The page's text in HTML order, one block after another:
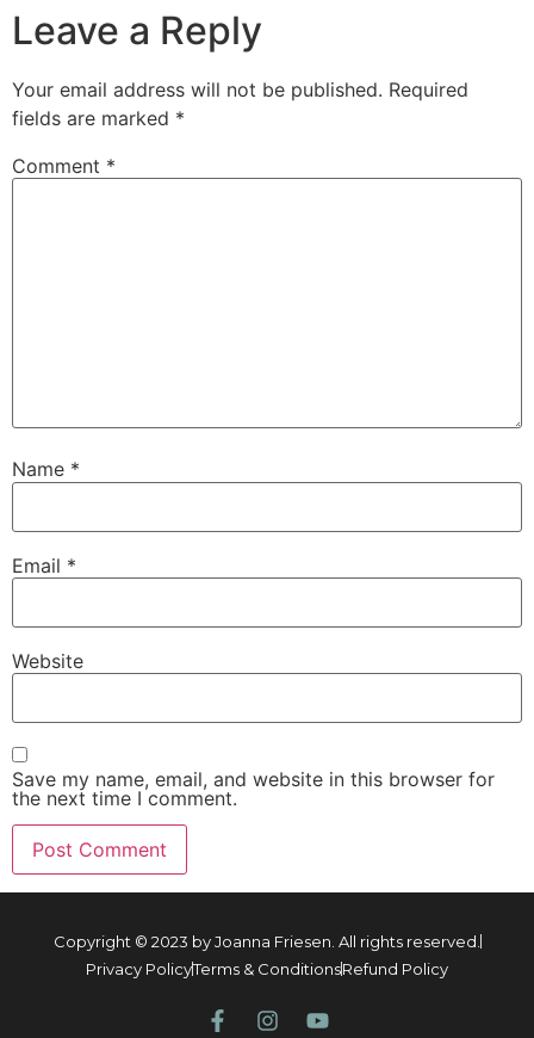
Leave a Reply
Your email address will not be published. Required
fields are marked *
Comment *
Name *
Email *
Website
Save my name, email, and website in this browser for
the next time I comment.
Copyright © 2023 by Joanna Friesen. All rights reserved.
Privacy PolicyTerms & ConditionsRefund Policy